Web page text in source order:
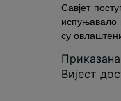
Савјет
испуњавало
су
Приказана
Вијест